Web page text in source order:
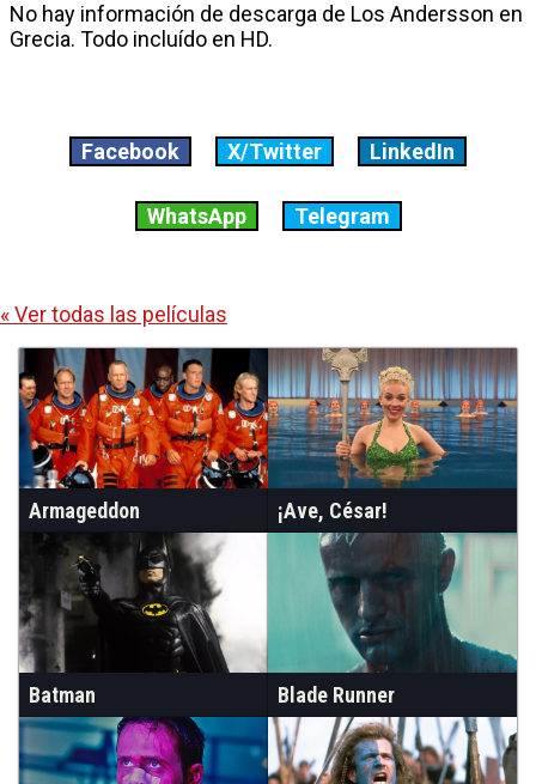
No hay información de descarga de Los Andersson en
Grecia. Todo incluído en HD.
Facebook X/Twitter LinkedIn
WhatsApp Telegram
« Ver todas las películas
Armageddon ¡Ave, César!
Batman Blade Runner